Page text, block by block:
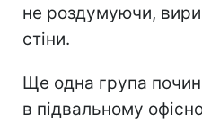
не роздумуючи,
стіни.
Ще одна група
в підвальному